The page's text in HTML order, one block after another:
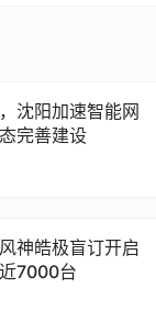
沈阳加速智能网
完善建设
神皓极盲订开启
7000台